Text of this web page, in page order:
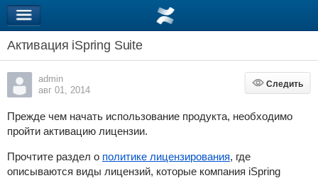
Активация iSpring Suite
admin
авг 01, 2014
Следить
Следить
Прежде чем начать использование продукта, необходимо
пройти активацию лицензии.
Прочтите раздел о политике лицензирования, где
описываются виды лицензий, которые компания iSpring